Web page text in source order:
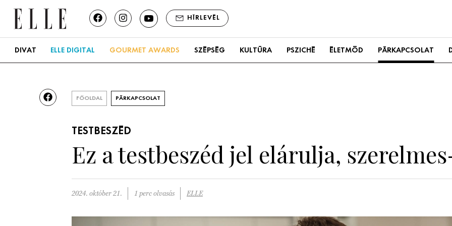
HÍRLEVÉL
DIVAT ELLE DIGITAL GOURMET AWARDS SZÉPSÉG KULTÚRA PSZICHÉ ÉLETMÓD PÁRKAPCSOLAT
FŐOLDAL PÁRKAPCSOLAT
TESTBESZÉD
Ez a testbeszéd jel elárulja,
2024. október 21. 1 perc olvasás ELLE